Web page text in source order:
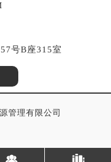
号B座315室
管理有限公司